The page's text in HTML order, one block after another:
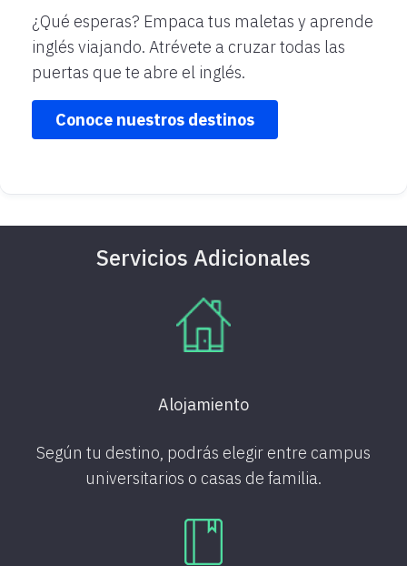
¿Qué esperas? Empaca tus maletas y aprende
inglés viajando. Atrévete a cruzar todas las
puertas que te abre el inglés.
Conoce nuestros destinos
Servicios Adicionales
Alojamiento
Según tu destino, podrás elegir entre campus
universitarios o casas de familia.